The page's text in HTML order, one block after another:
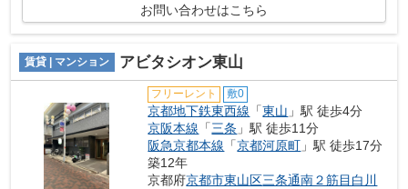
お問い合わせはこちら
賃貸 | マンション アビタシオン東山
フリーレント 敷0
京都地下鉄東西線 「東山 」駅 徒歩4分
京阪本線 「三条 」駅 徒歩11分
阪急京都本線 「京都河原町 」駅 徒歩17分
築12年
京都府京都市東山区三条通南２筋目白川